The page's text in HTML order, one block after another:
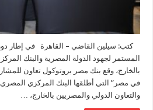
الخدمات
للمصريين
بالخارج
مغلقة
كتب: سيلين القاضي – القاهرة في إطار
المستمر لجهود الدولة المصرية والبنك
بالخارج، وقع بنك مصر بروتوكول تعاون
في مصر” التي أطلقها البنك المركزي المصري
والتعاون الدولي والمصريين بالخارج، …